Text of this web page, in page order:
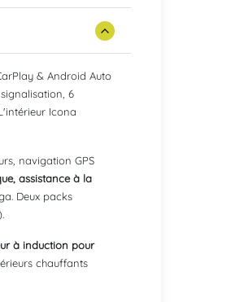
& Android Auto
6
Icona
navigation GPS
assistance à la
Deux packs
à induction pour
chauffants